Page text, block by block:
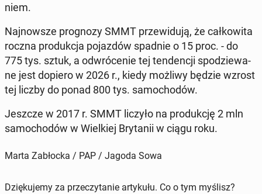
niem.
Naj­now­sze pro­gno­zy SMMT prze­wi­du­ją, że cał­ko­wi­ta
roczna pro­duk­cja po­jaz­dów spadnie o 15 proc. - do
775 tys. sztuk, a od­wró­ce­nie tej ten­den­cji spo­dzie­wa­
ne jest dopiero w 2026 r., kiedy możliwy będzie wzrost
tej liczby do ponad 800 tys. sa­mo­cho­dów.
Jeszcze w 2017 r. SMMT liczyło na pro­duk­cję 2 mln
sa­mo­cho­dów w Wiel­kiej Bry­ta­nii w ciągu roku.
Marta Zabłocka / PAP / Jagoda Sowa
Dziękujemy za przeczytanie artykułu. Co o tym myślisz?